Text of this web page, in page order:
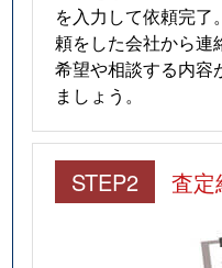
を入力して依頼完了
頼をした会社から連
希望や相談する内容
ましょう。
STEP2 査定